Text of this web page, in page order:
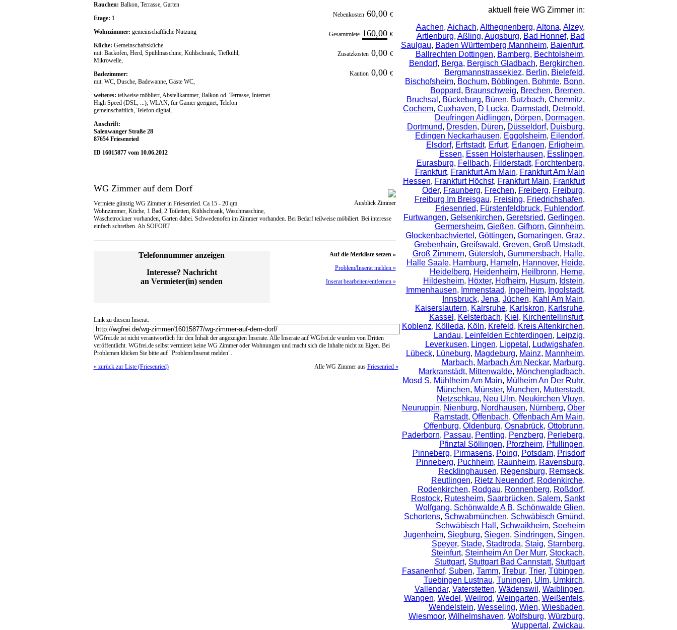
Rauchen: Balkon, Terrasse, Garten
Etage: 1
Wohnzimmer: gemeinschaftliche Nutzung
Küche: Gemeinschaftsküche
mit: Backofen, Herd, Spühlmaschine, Kühlschrank, Tiefkühl,
Mikrowelle,
Badezimmer:
mit: WC, Dusche, Badewanne, Gäste WC,
weiteres: teilweise möbliert, Abstellkammer, Balkon od. Terrasse, Internet
High Speed (DSL, ...), WLAN, für Gamer geeignet, Telefon
gemeinschaftlich, Telefon digital,
Anschrift:
Salenwanger Straße 28
87654 Friesenried
ID 16015877 vom 10.06.2012
Nebenkosten60,00 €
Gesamtmiete 160,00 €
Zusatzkosten0,00 €
Kaution0,00 €
WG Zimmer auf dem Dorf
Ausblick Zimmer
Vermiete günstig WG Zimmer in Friesenried. Ca 15 - 20 qm.
Wohnzimmer, Küche, 1 Bad, 2 Toiletten, Kühlschrank, Waschmaschine,
Wäschetrockner vorhanden, Garten dabei. Schwedenofen im Zimmer vorhanden. Bei Bedarf teilweise möbiliert. Bei interesse
einfach schreiben. Ab SOFORT
Telefonnummer anzeigen
Interesse? Nachricht
an Vermieter(in) senden
Auf die Merkliste setzen »
Problem/Inserat melden »
Inserat bearbeiten/entfernen »
Link zu diesem Inserat:
WGfrei.de ist nicht verantwortlich für den Inhalt der angezeigten Inserate. Alle Inserate auf WGfrei.de wurden von Dritten
veröffentlicht. WGfrei.de selbst vermietet keine WG Zimmer oder Wohnungen und macht sich die Inhalte nicht zu Eigen. Bei
Problemen klicken Sie bitte auf "Problem/Inserat melden".
« zurück zur Liste (Friesenried)
Alle WG Zimmer aus Friesenried »
aktuell freie WG Zimmer in:
Aachen, Aichach, Althegnenberg, Altona, Alzey,
Artlenburg, Aßling, Augsburg, Bad Honnef, Bad
Saulgau, Baden Württemberg Mannheim, Baienfurt,
Ballrechten Dottingen, Bamberg, Bechtolsheim,
Bendorf, Berga, Bergisch Gladbach, Bergkirchen,
Bergmannstrassekiez, Berlin, Bielefeld,
Bischofsheim, Bochum, Böblingen, Bohmte, Bonn,
Boppard, Braunschweig, Brechen, Bremen,
Bruchsal , Bückeburg, Büren, Butzbach, Chemnitz,
Cochem, Cuxhaven, D Lucka, Darmstadt, Detmold,
Deufringen Aidlingen, Dörpen, Dormagen,
Dortmund, Dresden, Düren, Düsseldorf, Duisburg,
Edingen Neckarhausen, Eggolsheim, Eilendorf,
Elsdorf, Erftstadt, Erfurt, Erlangen, Erligheim,
Essen, Essen Holsterhausen, Esslingen,
Eurasburg, Fellbach, Filderstadt, Forchtenberg,
Frankfurt, Frankfurt Am Main, Frankfurt Am Main
Hessen, Frankfurt Höchst, Frankfurt Main, Frankfurt
Oder, Fraunberg, Frechen, Freiberg, Freiburg,
Freiburg Im Breisgau, Freising, Friedrichshafen,
Friesenried, Fürstenfeldbruck, Fuhlendorf,
Furtwangen, Gelsenkirchen, Geretsried, Gerlingen,
Germersheim, Gießen, Gifhorn, Ginnheim,
Glockenbachviertel , Göttingen, Gomaringen, Graz,
Grebenhain, Greifswald, Greven, Groß Umstadt,
Groß Zimmern, Gütersloh, Gummersbach, Halle,
Halle Saale, Hamburg, Hameln, Hannover, Heide,
Heidelberg, Heidenheim, Heilbronn, Herne,
Hildesheim, Höxter, Hofheim, Husum, Idstein,
Immenhausen, Immenstaad, Ingelheim, Ingolstadt,
Innsbruck, Jena, Jüchen, Kahl Am Main,
Kaiserslautern, Kalrsruhe, Karlskron, Karlsruhe,
Kassel , Kelsterbach, Kiel , Kirchentellinsfurt,
Koblenz, Kölleda, Köln, Krefeld, Kreis Altenkirchen,
Landau, Leinfelden Echterdingen, Leipzig,
Leverkusen, Lingen, Lippetal , Ludwigshafen,
Lübeck, Lüneburg, Magdeburg, Mainz, Mannheim,
Marbach, Marbach Am Neckar, Marburg,
Markranstädt, Mittenwalde, Mönchengladbach,
Mosd S, Mühlheim Am Main, Mülheim An Der Ruhr,
München, Münster, Munchen, Mutterstadt,
Netzschkau, Neu Ulm, Neukirchen Vluyn,
Neuruppin, Nienburg, Nordhausen, Nürnberg, Ober
Ramstadt, Offenbach, Offenbach Am Main,
Offenburg, Oldenburg, Osnabrück, Ottobrunn,
Paderborn, Passau, Pentling, Penzberg, Perleberg,
Pfinztal Söllingen, Pforzheim, Pfullingen,
Pinneberg, Pirmasens, Poing, Potsdam, Prisdorf
Pinneberg, Puchheim, Raunheim, Ravensburg,
Recklinghausen, Regensburg, Remseck,
Reutlingen, Rietz Neuendorf, Rodenkirche,
Rodenkirchen, Rodgau, Ronnenberg, Roßdorf,
Rostock, Rutesheim, Saarbrücken, Salem, Sankt
Wolfgang, Schönwalde A B, Schönwalde Glien,
Schortens, Schwabmünchen, Schwäbisch Gmünd,
Schwäbisch Hall , Schwaikheim, Seeheim
Jugenheim, Siegburg, Siegen, Sindringen, Singen,
Speyer, Stade, Stadtroda, Staig, Starnberg,
Steinfurt, Steinheim An Der Murr, Stockach,
Stuttgart, Stuttgart Bad Cannstatt, Stuttgart
Fasanenhof, Suben, Tamm, Trebur, Trier, Tübingen,
Tuebingen Lustnau, Tuningen, Ulm, Umkirch,
Vallendar, Vaterstetten, Wädenswil , Waiblingen,
Wangen, Wedel , Weilrod, Weingarten, Weißenfels,
Wendelstein, Wesseling, Wien, Wiesbaden,
Wiesmoor, Wilhelmshaven, Wolfsburg, Würzburg,
Wuppertal , Zwickau,